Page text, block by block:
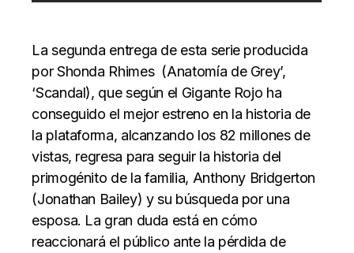
La segunda entrega de esta serie producida
por Shonda Rhimes (Anatomía de Grey’,
‘Scandal), que según el Gigante Rojo ha
conseguido el mejor estreno en la historia de
la plataforma, alcanzando los 82 millones de
vistas, regresa para seguir la historia del
primogénito de la familia, Anthony Bridgerton
(Jonathan Bailey) y su búsqueda por una
esposa. La gran duda está en cómo
reaccionará el público ante la pérdida de